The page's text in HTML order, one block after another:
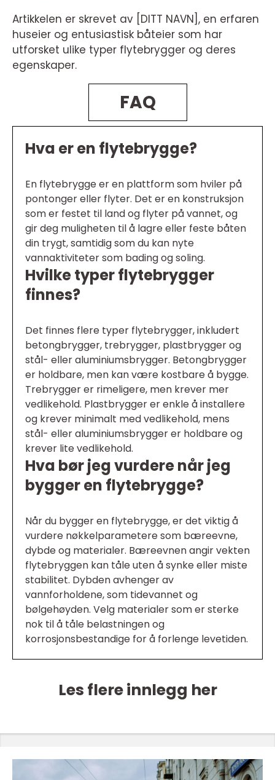
Artikkelen er skrevet av [DITT NAVN], en erfaren
huseier og entusiastisk båteier som har
utforsket ulike typer flytebrygger og deres
egenskaper.
FAQ
Hva er en flytebrygge?
En flytebrygge er en plattform som hviler på
pontonger eller flyter. Det er en konstruksjon
som er festet til land og flyter på vannet, og
gir deg muligheten til å lagre eller feste båten
din trygt, samtidig som du kan nyte
vannaktiviteter som bading og soling.
Hvilke typer flytebrygger
finnes?
Det finnes flere typer flytebrygger, inkludert
betongbrygger, trebrygger, plastbrygger og
stål- eller aluminiumsbrygger. Betongbrygger
er holdbare, men kan være kostbare å bygge.
Trebrygger er rimeligere, men krever mer
vedlikehold. Plastbrygger er enkle å installere
og krever minimalt med vedlikehold, mens
stål- eller aluminiumsbrygger er holdbare og
krever lite vedlikehold.
Hva bør jeg vurdere når jeg
bygger en flytebrygge?
Når du bygger en flytebrygge, er det viktig å
vurdere nøkkelparametere som bæreevne,
dybde og materialer. Bæreevnen angir vekten
flytebryggen kan tåle uten å synke eller miste
stabilitet. Dybden avhenger av
vannforholdene, som tidevannet og
bølgehøyden. Velg materialer som er sterke
nok til å tåle belastningen og
korrosjonsbestandige for å forlenge levetiden.
Les flere innlegg her